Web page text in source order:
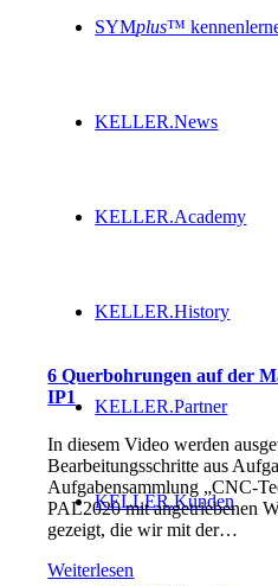
SYMplus™
KELLER.News
KELLER.Academy
KELLER.History
KELLER.Partner
KELLER.Kunden
6 Querbohrungen auf der
IP1
In diesem Video werden
Bearbeitungsschritte aus
Aufgabensammlung „CNC-
PAL2020 mit angetriebenen
gezeigt, die wir mit der…
Weiterlesen